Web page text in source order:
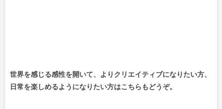
世界を感じる感性を開いて、よりクリエイティブになりたい方、
日常を楽しめるようになりたい方はこちらもどうぞ。